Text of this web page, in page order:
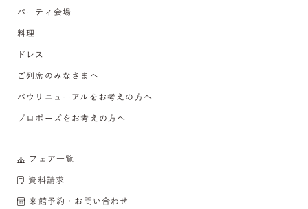
パーティ会場
料理
ドレス
ご列席のみなさまへ
バウリニューアルをお考えの方へ
プロポーズをお考えの方へ
フェア一覧
資料請求
来館予約・お問い合わせ